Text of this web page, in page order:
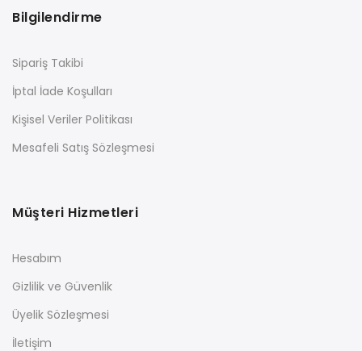
Bilgilendirme
Sipariş Takibi
İptal İade Koşulları
Kişisel Veriler Politikası
Mesafeli Satış Sözleşmesi
Müşteri Hizmetleri
Hesabım
Gizlilik ve Güvenlik
Üyelik Sözleşmesi
İletişim